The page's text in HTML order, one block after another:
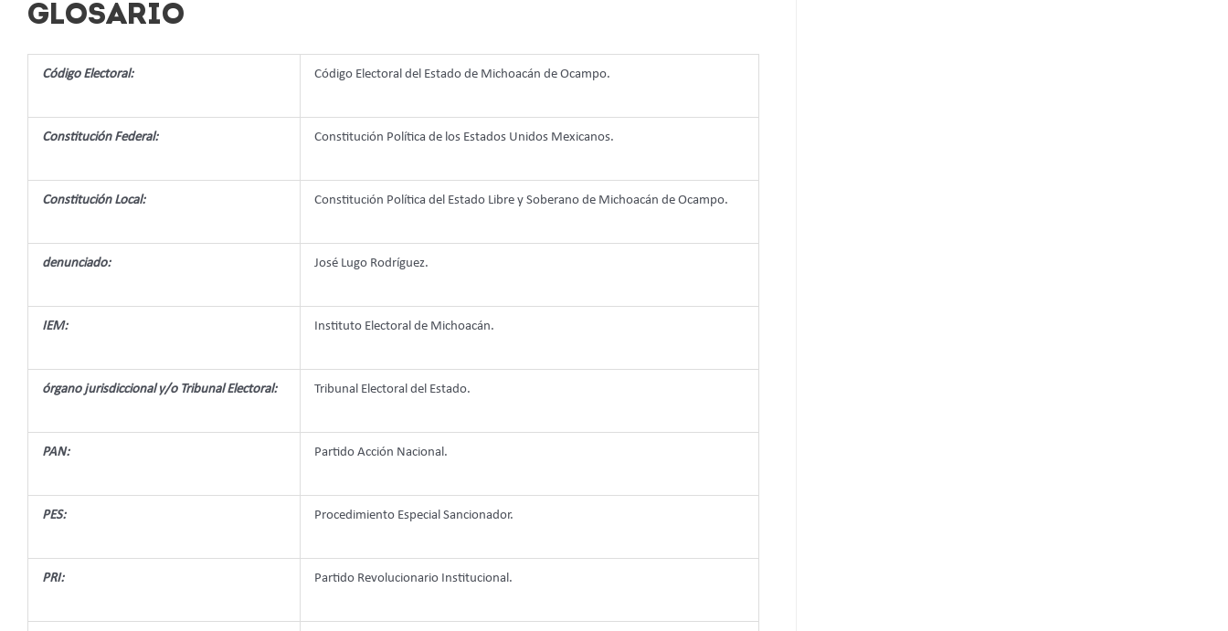
GLOSARIO
Código Electoral: Código Electoral del Estado de Michoacán de Ocampo.
Constitución Federal: Constitución Política de los Estados Unidos Mexicanos.
Constitución Local: Constitución Política del Estado Libre y Soberano de Michoacán de Ocampo.
denunciado: José Lugo Rodríguez.
IEM: Instituto Electoral de Michoacán.
órgano jurisdiccional y/o Tribunal Electoral: Tribunal Electoral del Estado.
PAN: Partido Acción Nacional.
PES: Procedimiento Especial Sancionador.
PRI: Partido Revolucionario Institucional.